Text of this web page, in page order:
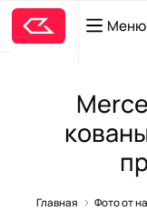
Меню
Главная Фото от